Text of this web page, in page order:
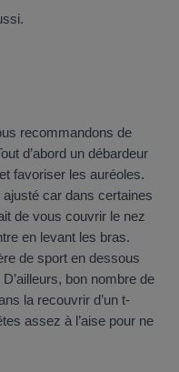
recommandons de
d’abord un débardeur
favoriser les auréoles.
car dans certaines
de vous couvrir le nez
en levant les bras.
de sport en dessous
bon nombre de
la recouvrir d’un t-
assez à l’aise pour ne